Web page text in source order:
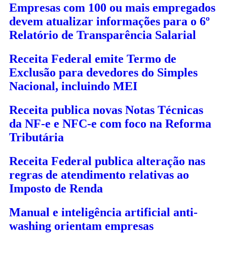
Empresas com 100 ou mais empregados
devem atualizar informações para o 6º
Relatório de Transparência Salarial
Receita Federal emite Termo de
Exclusão para devedores do Simples
Nacional, incluindo MEI
Receita publica novas Notas Técnicas
da NF-e e NFC-e com foco na Reforma
Tributária
Receita Federal publica alteração nas
regras de atendimento relativas ao
Imposto de Renda
Manual e inteligência artificial anti-
washing orientam empresas